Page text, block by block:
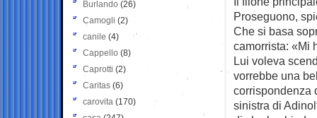
Proseguono,
Che si basa
camorrista: «Mi
Lui voleva
vorrebbe una
corrispondenza
sinistra di
Burlando (26)
Camogli (2)
canile (4)
Cappello (8)
Caprotti (2)
Caritas (6)
carovita (170)